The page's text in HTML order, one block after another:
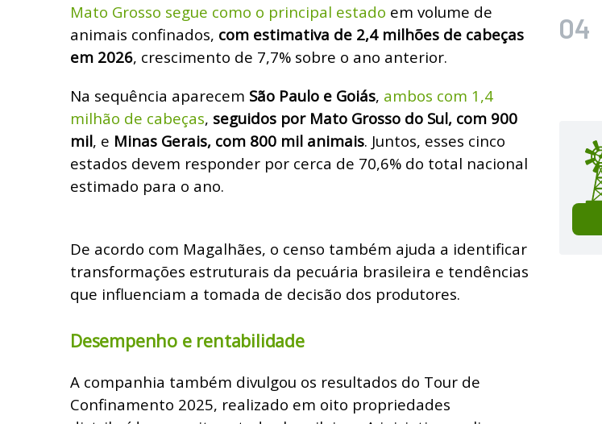
Mato Grosso segue como o principal estado em volume de
animais confinados, com estimativa de 2,4 milhões de cabeças
em 2026, crescimento de 7,7% sobre o ano anterior.
Na sequência aparecem São Paulo e Goiás, ambos com 1,4
milhão de cabeças, seguidos por Mato Grosso do Sul, com 900
mil, e Minas Gerais, com 800 mil animais. Juntos, esses cinco
estados devem responder por cerca de 70,6% do total nacional
estimado para o ano.
De acordo com Magalhães, o censo também ajuda a identificar
transformações estruturais da pecuária brasileira e tendências
que influenciam a tomada de decisão dos produtores.
Desempenho e rentabilidade
A companhia também divulgou os resultados do Tour de
Confinamento 2025, realizado em oito propriedades